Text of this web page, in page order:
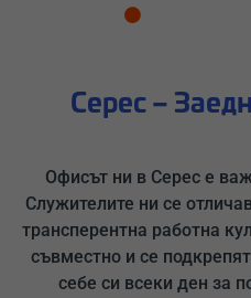
Серес –
Офисът ни в Серес е
Служителите ни се
трансперентна работна
съвместно и се
себе си всеки ден за